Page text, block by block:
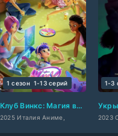
Клуб Винкс: Магия возвращается
2025 Италия Аниме,
1 сезон 1-13 cерий
2023
1-3